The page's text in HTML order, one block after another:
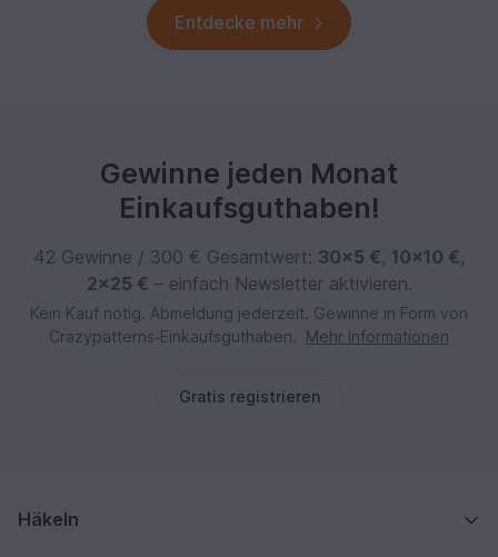
Entdecke mehr
Gewinne jeden Monat
Einkaufsguthaben!
42 Gewinne / 300 € Gesamtwert: 30×5 €, 10×10 €,
2×25 € – einfach Newsletter aktivieren.
Kein Kauf nötig. Abmeldung jederzeit. Gewinne in Form von
Crazypatterns‑Einkaufsguthaben.
Mehr Informationen
Gratis registrieren
Häkeln